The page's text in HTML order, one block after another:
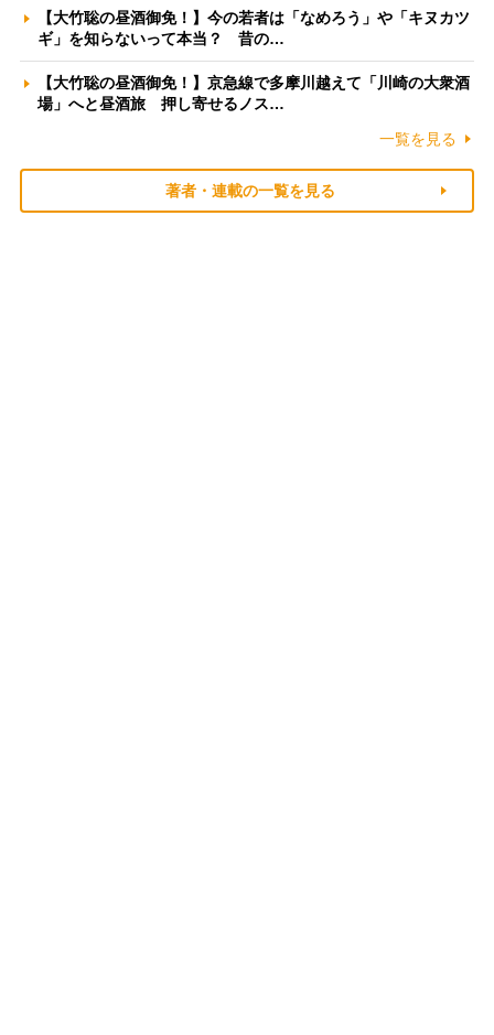
【大竹聡の昼酒御免！】今の若者は「なめろう」や「キヌカツ
ギ」を知らないって本当？ 昔の…
【大竹聡の昼酒御免！】京急線で多摩川越えて「川崎の大衆酒
場」へと昼酒旅 押し寄せるノス…
一覧を見る
著者・連載の一覧を見る